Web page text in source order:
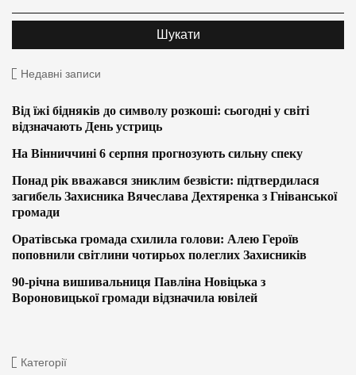
Недавні записи
Від їжі бідняків до символу розкоші: сьогодні у світі
відзначають День устриць
На Вінниччині 6 серпня прогнозують сильну спеку
Понад рік вважався зниклим безвісти: підтвердилася
загибель Захисника Вячеслава Дехтяренка з Гніванської
громади
Оратівська громада схилила голови: Алею Героїв
поповнили світлини чотирьох полеглих Захисників
90-річна вишивальниця Павліна Новіцька з
Вороновицької громади відзначила ювілей
Категорії